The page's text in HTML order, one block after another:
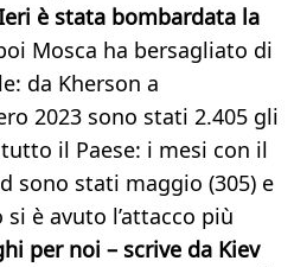
è stata bombardata la
Mosca ha bersagliato di
da Kherson a
2023 sono stati 2.405 gli
il Paese: i mesi con il
sono stati maggio (305) e
è avuto l’attacco più
per noi – scrive da Kiev